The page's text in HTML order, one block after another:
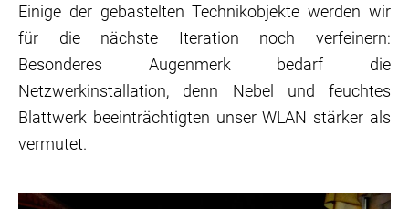
Einige der gebastelten Technikobjekte werden wir
für die nächste Iteration noch verfeinern:
Besonderes Augenmerk bedarf die
Netzwerkinstallation, denn Nebel und feuchtes
Blattwerk beeinträchtigten unser WLAN stärker als
vermutet.